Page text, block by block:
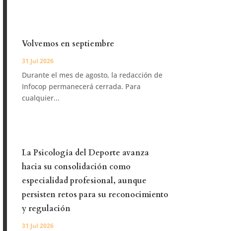
Volvemos en septiembre
31 Jul 2026
Durante el mes de agosto, la redacción de
Infocop permanecerá cerrada. Para
cualquier...
La Psicología del Deporte avanza
hacia su consolidación como
especialidad profesional, aunque
persisten retos para su reconocimiento
y regulación
31 Jul 2026